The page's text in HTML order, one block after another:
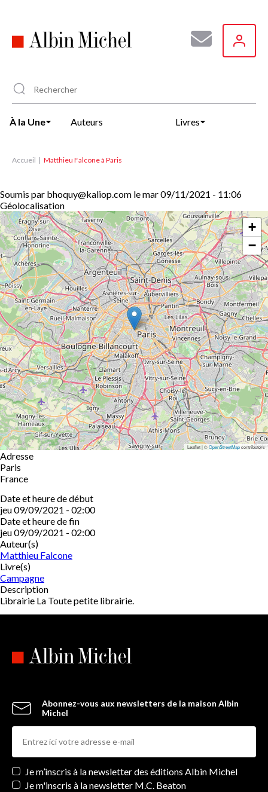
principal
À la Une Auteurs Livres
Accueil Matthieu Falcone à Paris
Soumis par bhoquy@kaliop.com lemar 09/11/2021 - 11:06
Géolocalisation
+
−
Leaflet | ©OpenStreetMapcontributors
Adresse
Paris
France
Date et heure de début
jeu 09/09/2021 - 02:00
Date et heure de fin
jeu 09/09/2021 - 02:00
Auteur(s)
Matthieu Falcone
Livre(s)
Campagne
Description
Librairie La Toute petite librairie.
Abonnez-vous aux newsletters de la maison Albin
Michel
Newsletters
Je m’inscris à la newsletter des éditions Albin Michel
Je m'inscris à la newsletter M.C. Beaton